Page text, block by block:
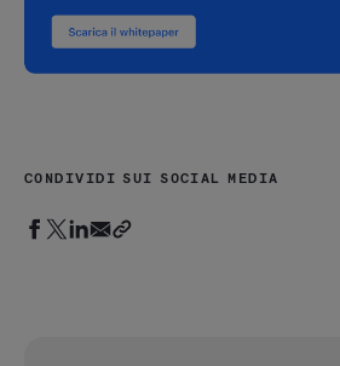
CONDIVIDI SUI SOCIAL MEDIA